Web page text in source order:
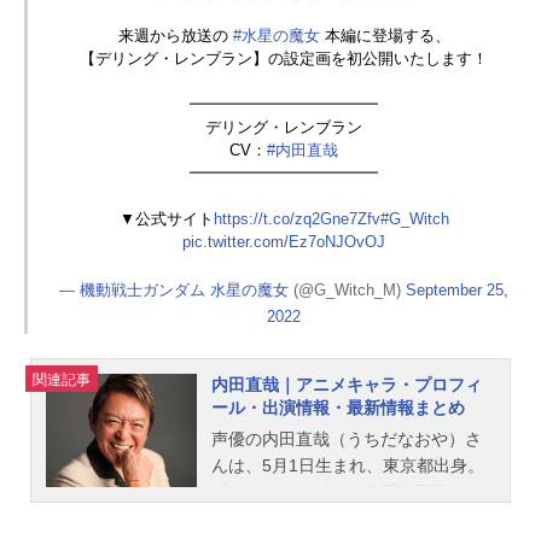
女 #G_Witchpic.twitter.com/bmlD9
McaCp—機動戦士ガンダム水星の魔
所属：パイロット科1年寮：地球寮M
S：デミトレーナーチュチュ専用機特
徴：わたあめのようにふわふわなツ
チュの決闘結果VSグラスレー寮（第
9話）：株式会社ガンダムをかけて、
話「みえない地雷」ご視聴ありがと
うございました！チュチュ先輩のデ
す！よろしくお願いいたします✨#水
星の魔女#G_Witchpic.twitter.com/K0
XshMLk1U—海老川兼武(@KANETAK
E)October23,2022入学理由故郷を豊
旧友のアーシアンたちから信頼...
来週から放送の #水星の魔女本編に登場する、
【デリング・レンブラン】の設定画を初公開いたします！
━━━━━━━━━━━━
デリング・レンブラン
CV：#内田直哉
━━━━━━━━━━━━
▼公式サイト https://t.co/zq2Gne7Zfv#G_Witch
pic.twitter.com/Ez7oNJOvOJ
—機動戦士ガンダム 水星の魔女 (@G_Witch_M)September 25,
2022
関連記事
内田直哉｜アニメキャラ・プロフィ
ール・出演情報・最新情報まとめ
声優の内田直哉（うちだなおや）さ
んは、5月1日生まれ、東京都出身。